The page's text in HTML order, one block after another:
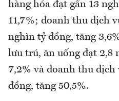
hàng hóa đạt gần 13
11,7%; doanh thu dịch
nghìn tỷ đồng, tăng
lưu trú, ăn uống đạt 2,8
7,2% và doanh thu dịch
đồng, tăng 50,5%.